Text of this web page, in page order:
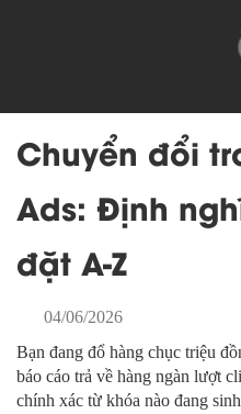
Chuyển đổi
Ads: Định
đặt A-Z
04/06/2026
Bạn đang đổ hàng chục triệu
báo cáo trả về hàng ngàn lượt
chính xác từ khóa nào đang